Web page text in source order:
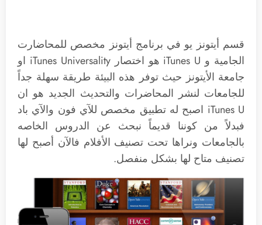
قسم أيتونز يو في برنامج أيتونز مخصص للمحاضارت
الجامية و iTunes U هو اختصار iTunes Universality او
جامعة الأيتونز حيث توفر هذه البيئة طريقة سهلة جداً
للجامعات لنشر المحاضرات والتحديث الجديد هو ان
iTunes U اصبح له تطبيق مخصص للآي فون والآي باد
فبدلاً من كوننا قديماً نبحث عن الدروس الخاصه
بالجامعات ونراها تحت تصنيف الأفلام فالآن أصبح لها
تصنيف متاح لها بشكل منفصل.